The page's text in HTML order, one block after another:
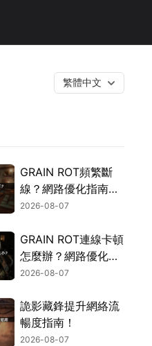
繁體中文
GRAIN ROT頻繁斷
線？網路優化指南一
次搞定！
2026-08-07
GRAIN ROT連線卡頓
怎麼辦？網路優化這
樣解決！
2026-08-07
詭影藏鋒提升網絡流
暢度指南！
2026-08-07